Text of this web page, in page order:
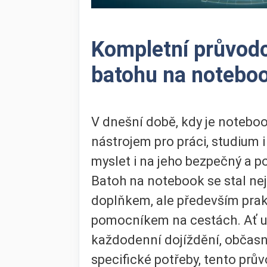
Kompletní
batohu na
V dnešní době, kdy je
nástrojem pro práci, studium
myslet i na jeho bezpečný a
Batoh na notebook se stal
doplňkem, ale především
pomocníkem na cestách. Ať
každodenní dojíždění,
specifické potřeby, tento